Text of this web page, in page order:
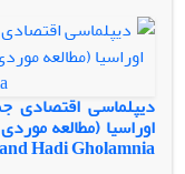
دیپلماسی اقتصادی
and Hadi Gholamnia